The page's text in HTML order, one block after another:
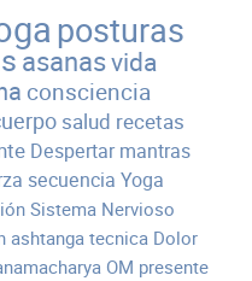
posturas
asanasvida
consciencia
salud recetas
Despertar mantras
secuencia Yoga
Sistema Nervioso
ashtangatecnica Dolor
OM presente